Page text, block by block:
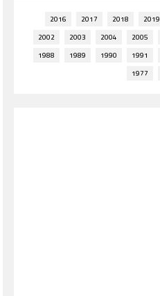
2019
2018
2017
2016
2005
2004
2003
2002
1991
1990
1989
1988
1977